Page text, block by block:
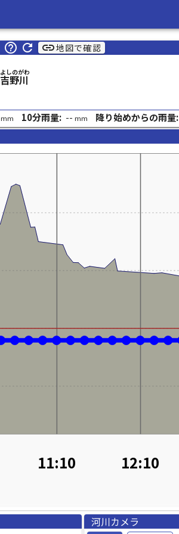
help_outline refresh link地図で確認
よしのがわ
吉野川
mm 10分雨量: -- mm 降り始めからの雨量:
12:10
11:10
河川カメラ